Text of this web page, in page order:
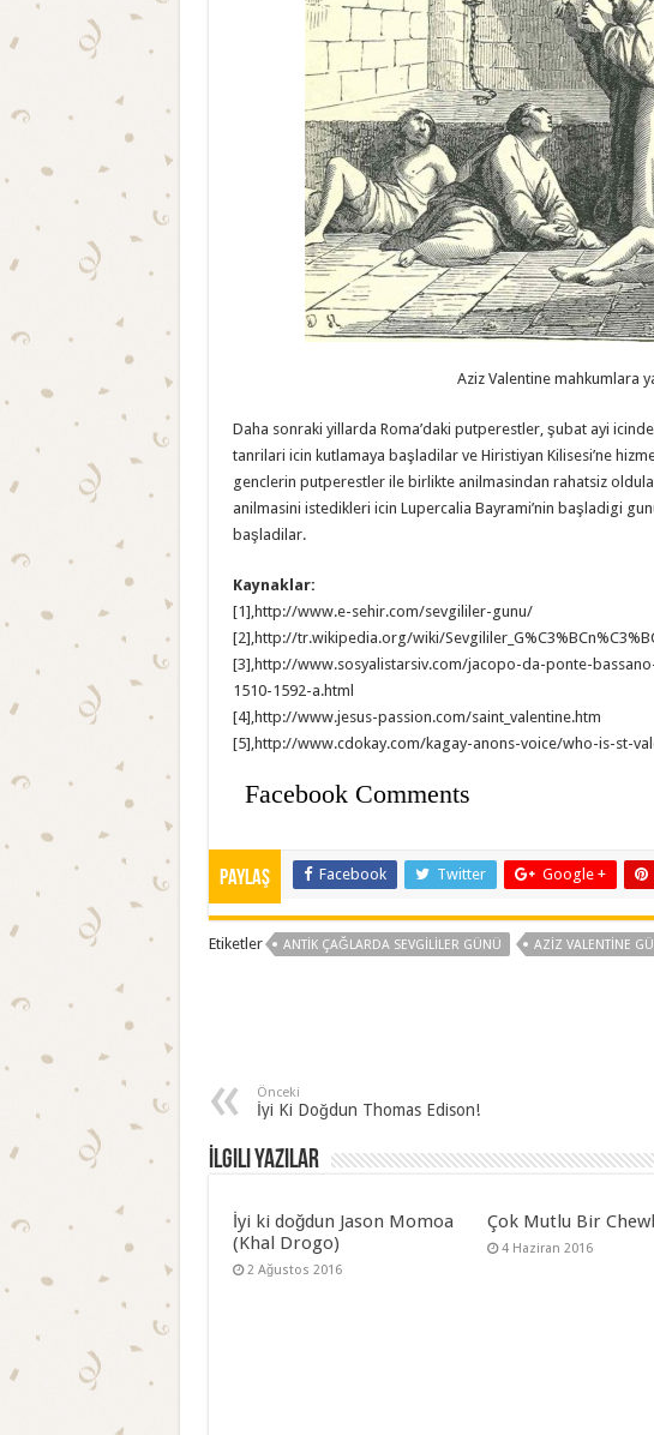
Aziz Valentine mahkumlara
Daha sonraki yillarda Roma’daki putperestler, şubat ayi
tanrilari icin kutlamaya başladilar ve Hiristiyan Kilisesi’ne
genclerin putperestler ile birlikte anilmasindan rahatsiz
anilmasini istedikleri icin Lupercalia Bayrami’nin başladigi
başladilar.
Kaynaklar:
[1],http://www.e-sehir.com/sevgililer-gunu/
[2],http://tr.wikipedia.org/wiki/
[3],http://www.sosyalistarsiv.com/jacopo-da-ponte-
1510-1592-a.html
[4],http://www.jesus-passion.com/saint_valentine.htm
[5],http://www.cdokay.com/kagay-anons-voice/who-is-st-
Facebook Comments
Paylaş Facebook Twitter Google +
Etiketler ANTIK ÇAĞLARDA SEVGILILER GÜNÜ AZIZ VALENTINE
Önceki
İyi Ki Doğdun Thomas Edison!
İlgili Yazılar
İyi ki doğdun Jason Momoa
(Khal Drogo)
2 Ağustos 2016
Çok Mutlu Bir
4 Haziran 2016